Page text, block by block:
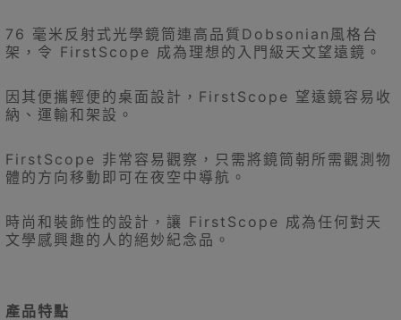
76 毫米反射式光學鏡筒連高品質Dobsonian風格台
架，令 FirstScope 成為理想的入門級天文望遠鏡。
因其便攜輕便的桌面設計，FirstScope 望遠鏡容易收
納、運輸和架設。
FirstScope 非常容易觀察，只需將鏡筒朝所需觀測物
體的方向移動即可在夜空中導航。
時尚和裝飾性的設計，讓 FirstScope 成為任何對天
文學感興趣的人的絕妙紀念品。
產品特點